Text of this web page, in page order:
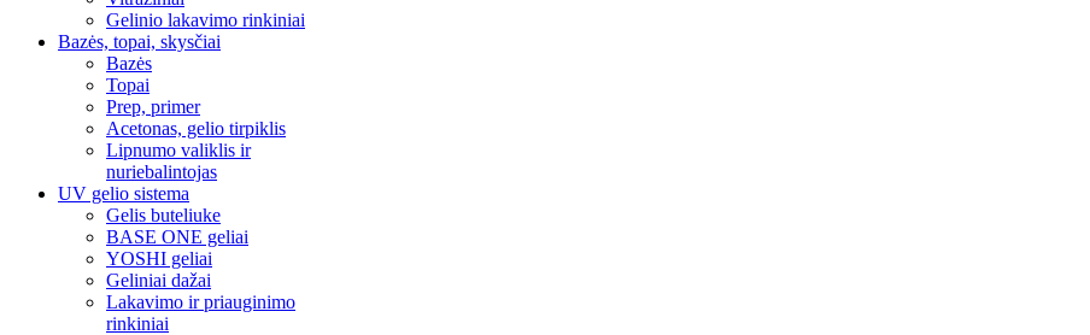
Gelinio lakavimo rinkiniai
Bazės, topai, skysčiai
Bazės
Topai
Prep, primer
Acetonas, gelio tirpiklis
Lipnumo valiklis ir
nuriebalintojas
UV gelio sistema
Gelis buteliuke
BASE ONE geliai
YOSHI geliai
Geliniai dažai
Lakavimo ir priauginimo
rinkiniai